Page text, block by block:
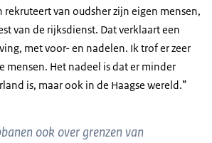
rekruteert van oudsher zijn eigen mensen,
van de rijksdienst. Dat verklaart een
met voor- en nadelen. Ik trof er zeer
mensen. Het nadeel is dat er minder
is, maar ook in de Haagse wereld.”
ook over grenzen van